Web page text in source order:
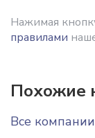
Нажимая
правилами
Похожие
Все компании